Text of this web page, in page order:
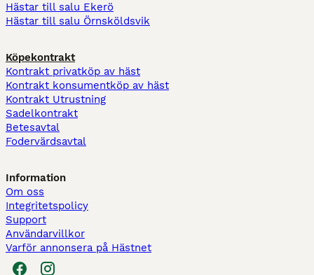
Hästar till salu Ekerö
Hästar till salu Örnsköldsvik
Köpekontrakt
Kontrakt privatköp av häst
Kontrakt konsumentköp av häst
Kontrakt Utrustning
Sadelkontrakt
Betesavtal
Fodervärdsavtal
Information
Om oss
Integritetspolicy
Support
Användarvillkor
Varför annonsera på Hästnet